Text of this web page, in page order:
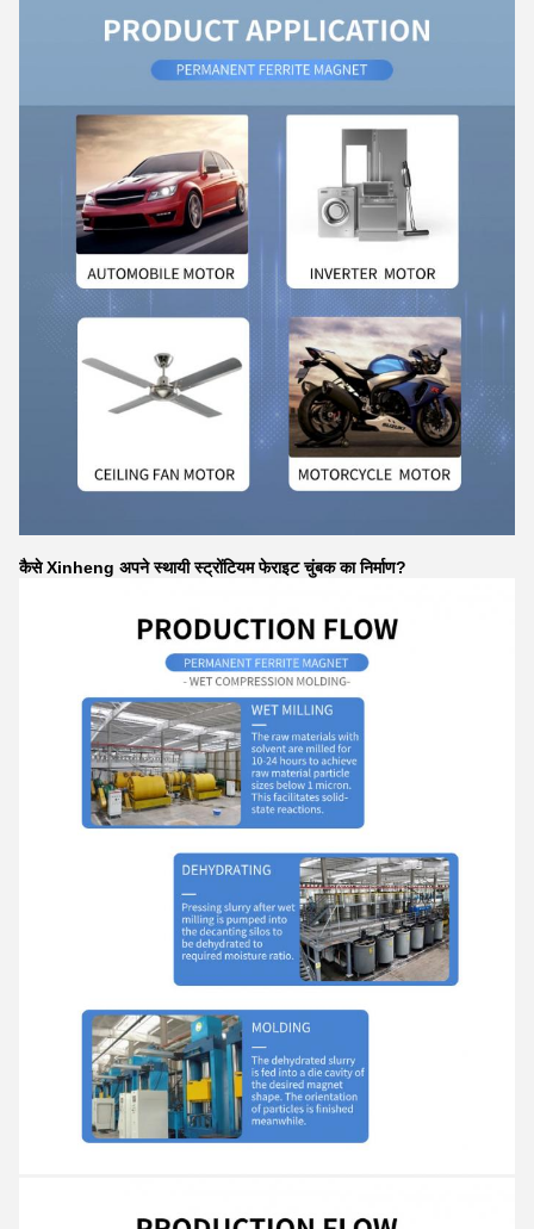
कैसे Xinheng अपने स्थायी स्ट्रोंटियम फेराइट चुंबक का निर्माण?